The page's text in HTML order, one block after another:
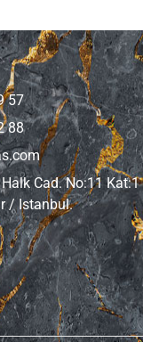
57
88
Cad. No:11 Kat:1
/ Istanbul.